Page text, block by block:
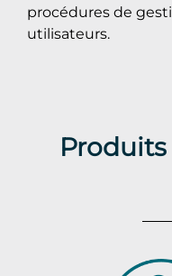
procédures de
utilisateurs.